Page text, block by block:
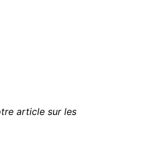
article sur les